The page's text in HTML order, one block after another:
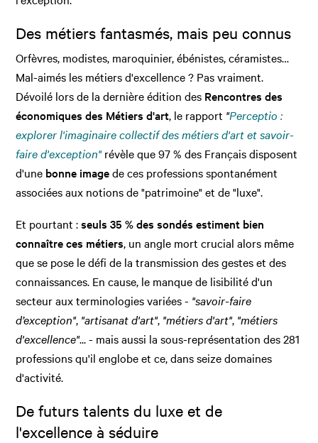
Des métiers fantasmés, mais peu connus
Orfèvres, modistes, maroquinier, ébénistes, céramistes…
Mal-aimés les métiers d'excellence ? Pas vraiment.
Dévoilé lors de la dernière édition des Rencontres des
économiques des Métiers d'art, le rapport "Perceptio :
explorer l'imaginaire collectif des métiers d'art et savoir-
faire d'exception" révèle que 97 % des Français disposent
d'une bonne imagede ces professions spontanément
associées aux notions de "patrimoine" et de "luxe".
Et pourtant :seuls 35 % des sondés estiment bien
connaître ces métiers, un angle mort crucial alors même
que se pose le défi de la transmission des gestes et des
connaissances. En cause, le manque de lisibilité d'un
secteur aux terminologies variées - "savoir-faire
d’exception", "artisanat d'art", "métiers d'art", "métiers
d'excellence"... - mais aussi la sous-représentation des 281
professions qu'il englobe et ce, dans seize domaines
d'activité.
De futurs talents du luxe et de
l'excellence à séduire